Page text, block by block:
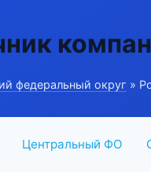
федеральный округ »
Центральный ФО